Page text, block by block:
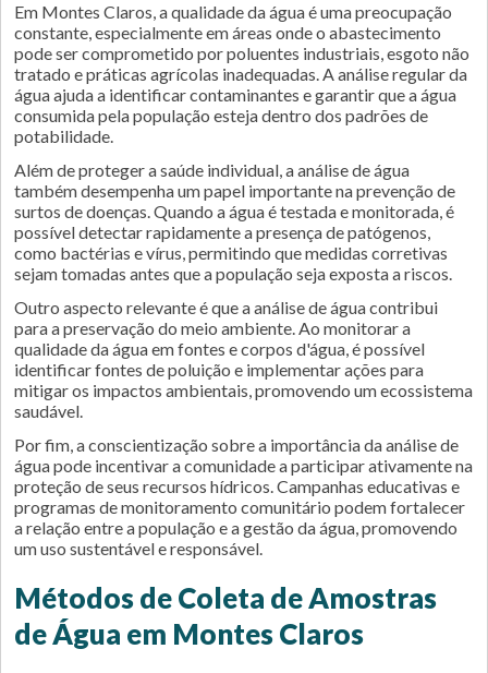
Em Montes Claros, a qualidade da água é uma preocupação
constante, especialmente em áreas onde o abastecimento
pode ser comprometido por poluentes industriais, esgoto não
tratado e práticas agrícolas inadequadas. A análise regular da
água ajuda a identificar contaminantes e garantir que a água
consumida pela população esteja dentro dos padrões de
potabilidade.
Além de proteger a saúde individual, a análise de água
também desempenha um papel importante na prevenção de
surtos de doenças. Quando a água é testada e monitorada, é
possível detectar rapidamente a presença de patógenos,
como bactérias e vírus, permitindo que medidas corretivas
sejam tomadas antes que a população seja exposta a riscos.
Outro aspecto relevante é que a análise de água contribui
para a preservação do meio ambiente. Ao monitorar a
qualidade da água em fontes e corpos d'água, é possível
identificar fontes de poluição e implementar ações para
mitigar os impactos ambientais, promovendo um ecossistema
saudável.
Por fim, a conscientização sobre a importância da análise de
água pode incentivar a comunidade a participar ativamente na
proteção de seus recursos hídricos. Campanhas educativas e
programas de monitoramento comunitário podem fortalecer
a relação entre a população e a gestão da água, promovendo
um uso sustentável e responsável.
Métodos de Coleta de Amostras
de Água em Montes Claros